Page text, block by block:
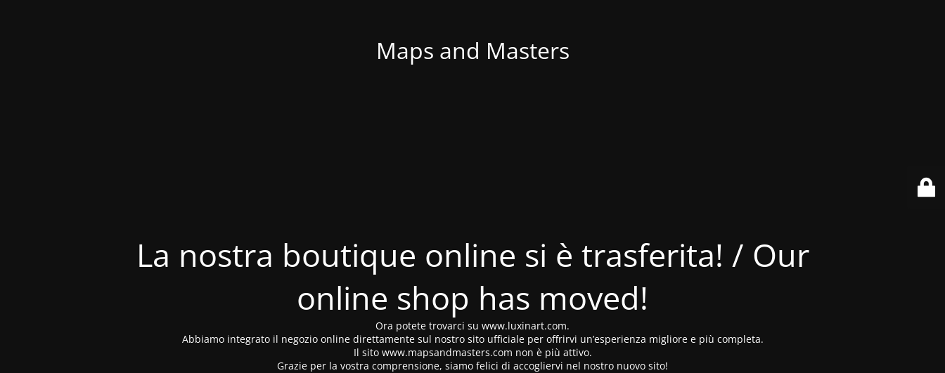
Maps and Masters
La nostra boutique online si è trasferita! / Our
online shop has moved!
Ora potete trovarci su www.luxinart.com.
Abbiamo integrato il negozio online direttamente sul nostro sito ufficiale per offrirvi un’esperienza migliore e più completa.
Il sito www.mapsandmasters.com non è più attivo.
Grazie per la vostra comprensione, siamo felici di accogliervi nel nostro nuovo sito!